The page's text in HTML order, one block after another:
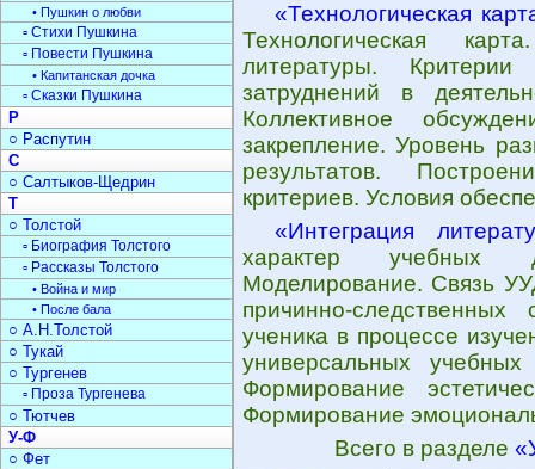
«Технологическая
Технологическая
литературы.
затруднений в
Коллективное
закрепление. Уровень
результатов.
критериев. Условия
«Интеграция
характер учебных
Моделирование. Связь
причинно-
ученика в процессе
универсальных
Формирование
Формирование
Всего в разделе
• Пушкин о любви
▫ Стихи Пушкина
▫ Повести Пушкина
• Капитанская дочка
▫ Сказки Пушкина
Р
○ Распутин
С
○ Салтыков-Щедрин
Т
○ Толстой
▫ Биография Толстого
▫ Рассказы Толстого
• Война и мир
• После бала
○ А.Н.Толстой
○ Тукай
○ Тургенев
▫ Проза Тургенева
○ Тютчев
У-Ф
○ Фет